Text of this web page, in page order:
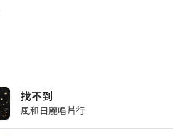
找不到
風和日麗唱片行